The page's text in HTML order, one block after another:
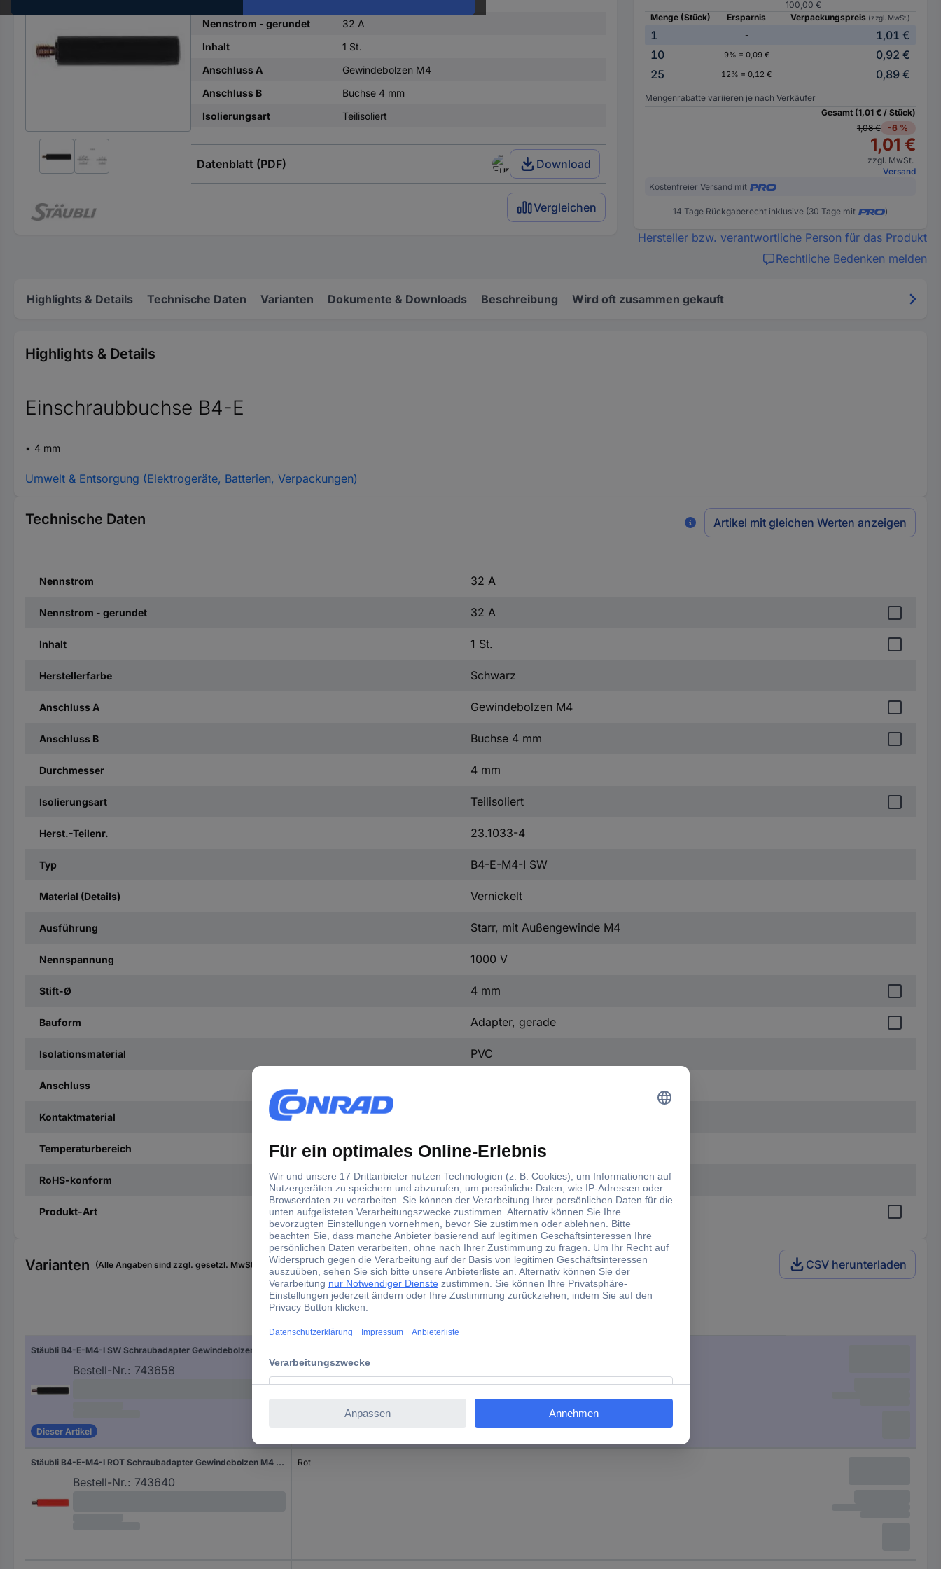
ein
Nennstrom - gerundet
32 A
Inhalt
1 St.
Anschluss A
Gewindebolzen M4
Anschluss B
Buchse 4 mm
Isolierungsart
Teilisoliert
Datenblatt (PDF) Download
Vergleichen
100,00 €
Menge (Stück)
Ersparnis Verpackungspreis (zzgl. MwSt.)
1 -
1,01 €
10
9% = 0,09 €
0,92 €
25
12% = 0,12 € 0,89 €
Mengenrabatte variieren je nach Verkäufer
Gesamt (1,01 € / Stück)
1,08 €
-6 %
1,01 €
zzgl. MwSt.
Versand
Kostenfreier Versand mit
14 Tage Rückgaberecht inklusive (30 Tage mit )
Hersteller bzw. verantwortliche Person für das Produkt
Rechtliche Bedenken melden
Highlights & Details Technische Daten Varianten Dokumente & Downloads Beschreibung Wird oft zusammen gekauft
Highlights & Details
Einschraubbuchse B4-E
4 mm
Umwelt & Entsorgung (Elektrogeräte, Batterien, Verpackungen)
Technische Daten Artikel mit gleichen Werten anzeigen
Nennstrom 32 A
Nennstrom - gerundet 32 A
Inhalt 1 St.
Herstellerfarbe Schwarz
Anschluss A Gewindebolzen M4
Anschluss B Buchse 4 mm
Durchmesser 4 mm
Isolierungsart Teilisoliert
Herst.-Teilenr. 23.1033-4
Typ B4-E-M4-I SW
Material (Details) Vernickelt
Ausführung Starr, mit Außengewinde M4
Nennspannung 1000 V
Stift-Ø 4 mm
Bauform Adapter, gerade
Isolationsmaterial PVC
Anschluss
Kontaktmaterial
Temperaturbereich -40 - +80 °C
RoHS-konform Ja
Produkt-Art Schraubadapter
Varianten (Alle Angaben sind zzgl. gesetzl. MwSt., zzgl. Versand) CSV herunterladen
Bestell-Nr.: 743658
Dieser Artikel
Stäubli B4-E-M4-I ROT Schraubadapter Gewindebolzen M4 - Buchse 4 mm Rot 1 St.
Bestell-Nr.: 743640
Rot